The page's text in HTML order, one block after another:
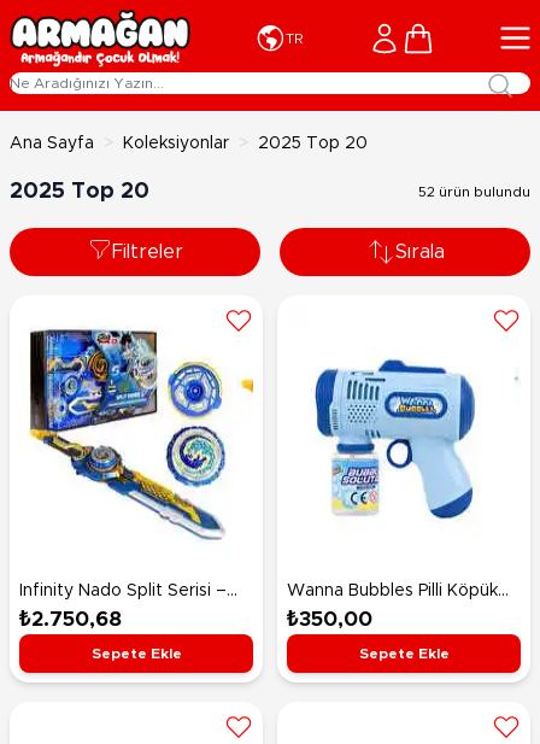
İçeriğe geç
TR Cart
Ana Sayfa > Koleksiyonlar > 2025 Top 20
2025 Top 20 52 ürün bulundu
Filtreler Sırala
Infinity Nado Split Serisi –
Sacred Shield Double
Dragon S (Kutsal Kalkan Çift
Ejderha S)
₺2.750,68
Sepete Ekle
Wanna Bubbles Pilli Köpük
Tabancası Mavi
₺350,00
Sepete Ekle